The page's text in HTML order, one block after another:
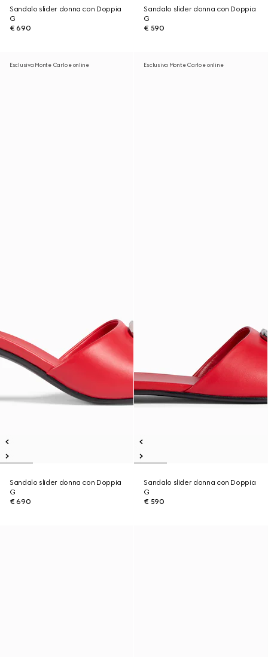
Sandalo slider donna con Doppia
G
€ 690
Sandalo slider donna con Doppia
G
€ 590
Esclusiva Monte Carlo e online
Sandalo slider donna con Doppia
G
€ 690
Esclusiva Monte Carlo e online
Sandalo slider donna con Doppia
G
€ 590